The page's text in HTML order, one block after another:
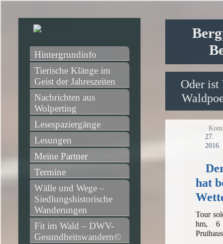
Oder ist
2016
hat
Tour
hm, 6
Hintergrundinfo
Tierische Klänge im
Geist der Jahreszeiten
Nachrichten aus
Wolperting
Lesespaziergänge
Lesungen
Meine Partner
Termine
Wälle und Wege –
Siedlungshistorische
Wanderungen
Fit im Wald – DWV-
Gesundheitswandern©